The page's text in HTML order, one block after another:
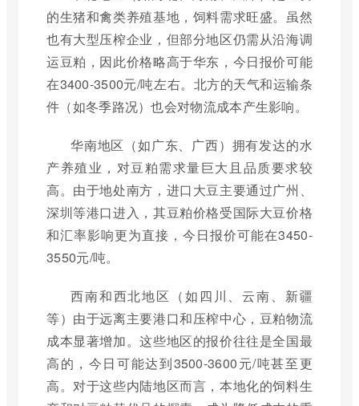
的生猪和禽类养殖基地，饲料需求旺盛。虽然
也有大型压榨企业，但部分地区仍需从沿海调
运豆粕，因此价格略高于华东，今日报价可能
在3400-3500元/吨左右。北方的天气和运输条
件（如冬季路况）也会对物流成本产生影响。
华南地区（如广东、广西）拥有发达的水
产养殖业，对豆粕需求量巨大且品质要求较
高。由于地处南方，进口大豆主要通过广州、
深圳等港口进入，其豆粕价格受国际大豆价格
和汇率影响更为直接，今日报价可能在3450-
3550元/吨。
西南和西北地区（如四川、云南、新疆
等）由于远离主要港口和压榨中心，豆粕物流
成本显著增加。这些地区的报价往往是全国最
高的，今日可能达到3500-3600元/吨甚至更
高。对于这些内陆地区而言，本地化的饲料生